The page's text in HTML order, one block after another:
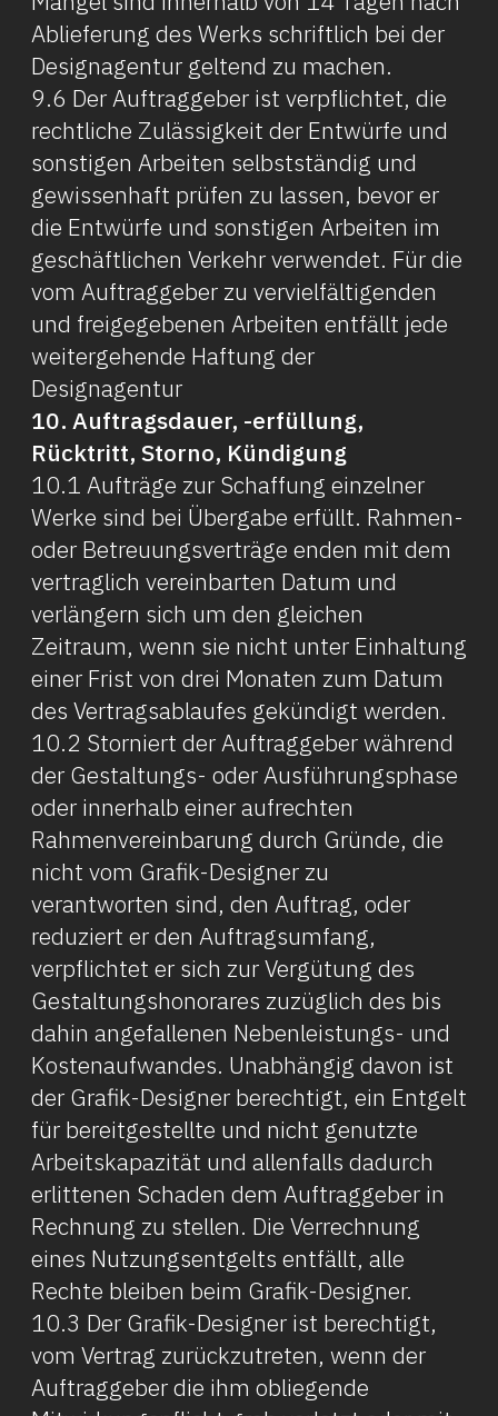
Ablieferung des Werks schriftlich bei der
Designagentur geltend zu machen.
9.6 Der Auftraggeber ist verpflichtet, die
rechtliche Zulässigkeit der Entwürfe und
sonstigen Arbeiten selbstständig und
gewissenhaft prüfen zu lassen, bevor er
die Entwürfe und sonstigen Arbeiten im
geschäftlichen Verkehr verwendet. Für die
vom Auftraggeber zu vervielfältigenden
und freigegebenen Arbeiten entfällt jede
weitergehende Haftung der
Designagentur
10. Auftragsdauer, -erfüllung,
Rücktritt, Storno, Kündigung
10.1 Aufträge zur Schaffung einzelner
Werke sind bei Übergabe erfüllt. Rahmen-
oder Betreuungsverträge enden mit dem
vertraglich vereinbarten Datum und
verlängern sich um den gleichen
Zeitraum, wenn sie nicht unter Einhaltung
einer Frist von drei Monaten zum Datum
des Vertragsablaufes gekündigt werden.
10.2 Storniert der Auftraggeber während
der Gestaltungs- oder Ausführungsphase
oder innerhalb einer aufrechten
Rahmenvereinbarung durch Gründe, die
nicht vom Grafik-Designer zu
verantworten sind, den Auftrag, oder
reduziert er den Auftragsumfang,
verpflichtet er sich zur Vergütung des
Gestaltungshonorares zuzüglich des bis
dahin angefallenen Nebenleistungs- und
Kostenaufwandes. Unabhängig davon ist
der Grafik-Designer berechtigt, ein Entgelt
für bereitgestellte und nicht genutzte
Arbeitskapazität und allenfalls dadurch
erlittenen Schaden dem Auftraggeber in
Rechnung zu stellen. Die Verrechnung
eines Nutzungsentgelts entfällt, alle
Rechte bleiben beim Grafik-Designer.
10.3 Der Grafik-Designer ist berechtigt,
vom Vertrag zurückzutreten, wenn der
Auftraggeber die ihm obliegende